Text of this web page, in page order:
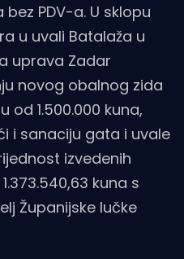
PDV-a. U sklopu
u uvali Batalaža u
uprava Zadar
novog obalnog zida
od 1.500.000 kuna,
i sanaciju gata i uvale
izvedenih
kuna s
Županijske lučke